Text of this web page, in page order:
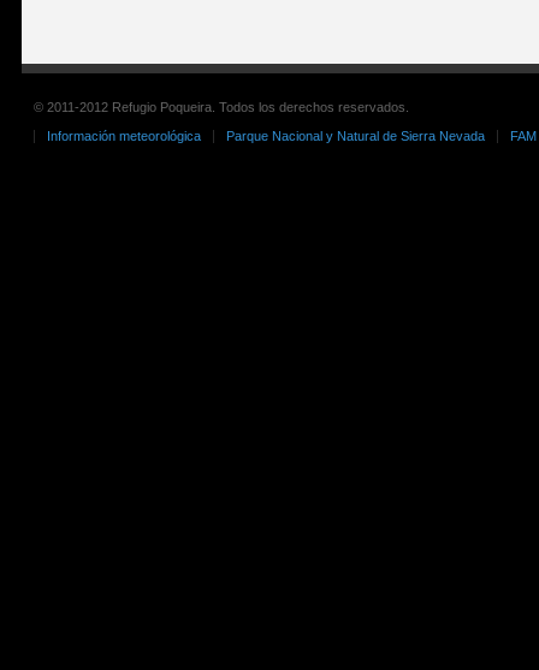
© 2011-2012 Refugio Poqueira. Todos los derechos reservados.
Información meteorológica
Parque Nacional y Natural de Sierra Nevada FAM